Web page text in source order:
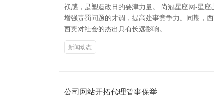
袱感，是塑造改日的要津力量。 尚冠星座网-星
增强责罚问题的才调，提高处事竞争力。同期，
西宾对社会的杰出具有长远影响。
新闻动态
公司网站开拓代理管事保举